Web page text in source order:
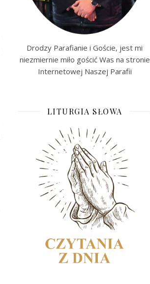
Drodzy Parafianie i Goście, jest mi
niezmiernie miło gościć Was na stronie
Internetowej Naszej Parafii
LITURGIA SŁOWA